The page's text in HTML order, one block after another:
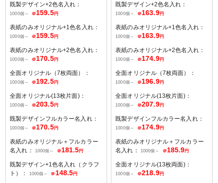
既製デザイン+2色名入れ：
1000個～ ＠ 159.5円
表紙のみオリジナル+1色名入れ：
1000個～ ＠ 159.5円
表紙のみオリジナル+2色名入れ：
1000個～ ＠ 170.5円
全面オリジナル（7枚両面）：
1000個～ ＠ 192.5円
全面オリジナル(13枚片面)：
1000個～ ＠203.5円
既製デザインフルカラー名入れ：
1000個～ ＠ 170.5円
表紙のみオリジナル＋フルカラー
名入れ：
1000個～ ＠ 181.5 円
既製デザイン+1色名入れ（クラフ
ト）：
1000個～ ＠ 148.5 円
既製デザイン+2色名入れ：
1000個～ ＠ 163.9円
表紙のみオリジナル+1色名入れ：
1000個～ ＠ 163.9円
表紙のみオリジナル+2色名入れ：
1000個～ ＠ 174.9円
全面オリジナル（7枚両面）：
1000個～ ＠ 196.9円
全面オリジナル(13枚片面)：
1000個～ ＠207.9円
既製デザインフルカラー名入れ：
1000個～ ＠ 174.9円
表紙のみオリジナル＋フルカラー
名入れ：
1000個～ ＠ 185.9 円
全面オリジナル(13枚両面)：
1000個～ ＠218.9円